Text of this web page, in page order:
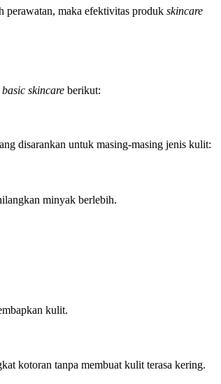
perawatan, maka efektivitas produk skincare
basic skincare berikut:
disarankan untuk masing-masing jenis kulit:
minyak berlebih.
kulit.
kotoran tanpa membuat kulit terasa kering.